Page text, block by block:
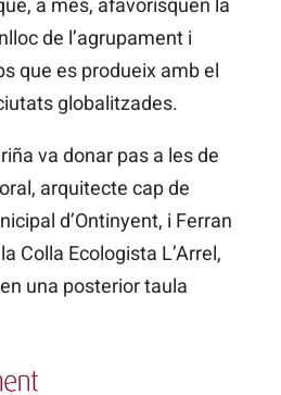
a més, afavorisquen la
de l’agrupament i
que es produeix amb el
globalitzades.
va donar pas a les de
arquitecte cap de
d’Ontinyent, i Ferran
Colla Ecologista L’Arrel,
una posterior taula